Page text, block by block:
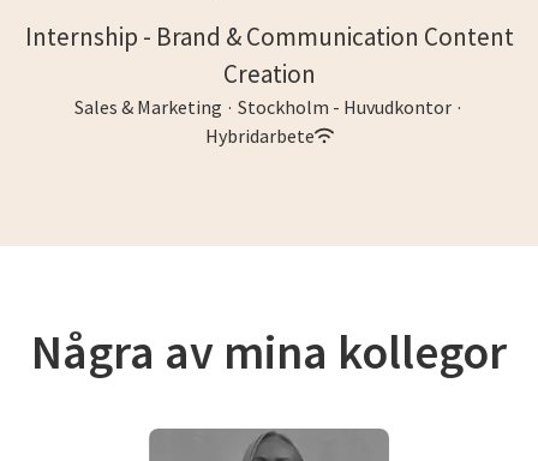
Internship - Brand & Communication Content
Creation
Sales & Marketing · Stockholm - Huvudkontor ·
Hybridarbete
Några av mina kollegor